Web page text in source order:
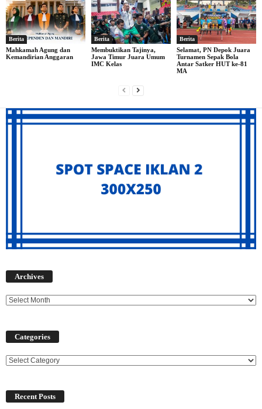
Berita
Mahkamah Agung dan
Kemandirian Anggaran
Berita
Membuktikan Tajinya,
Jawa Timur Juara Umum
IMC Kelas
Berita
Selamat, PN Depok Juara
Turnamen Sepak Bola
Antar Satker HUT ke-81
MA
Archives
Categories
Categories
Recent Posts